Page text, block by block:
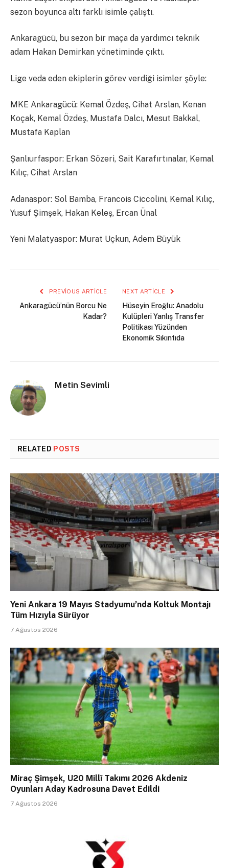
sezon boyunca altı farklı isimle çalıştı.
Ankaragücü, bu sezon bir maça da yardımcı teknik
adam Hakan Demirkan yönetiminde çıktı.
Lige veda eden ekiplerin görev verdiği isimler şöyle:
MKE Ankaragücü: Kemal Özdeş, Cihat Arslan, Kenan
Koçak, Kemal Özdeş, Mustafa Dalcı, Mesut Bakkal,
Mustafa Kaplan
Şanlıurfaspor: Erkan Sözeri, Sait Karafırtınalar, Kemal
Kılıç, Cihat Arslan
Adanaspor: Sol Bamba, Francois Ciccolini, Kemal Kılıç,
Yusuf Şimşek, Hakan Keleş, Ercan Ünal
Yeni Malatyaspor: Murat Uçkun, Adem Büyük
PREVIOUS ARTICLE
Ankaragücü’nün Borcu Ne
Kadar?
NEXT ARTICLE
Hüseyin Eroğlu: Anadolu
Kulüpleri Yanlış Transfer
Politikası Yüzünden
Ekonomik Sıkıntıda
Metin Sevimli
RELATED POSTS
Yeni Ankara 19 Mayıs Stadyumu’nda Koltuk Montajı
Tüm Hızıyla Sürüyor
7 Ağustos 2026
Miraç Şimşek, U20 Millî Takımı 2026 Akdeniz
Oyunları Aday Kadrosuna Davet Edildi
7 Ağustos 2026